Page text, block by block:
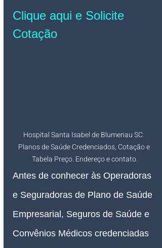
Clique aqui e Solicite
Cotação
Hospital Santa Isabel de Blumenau SC:
Planos de Saúde Credenciados, Cotação e
Tabela Preço. Endereço e contato.
Antes de conhecer às Operadoras
e Seguradoras de Plano de Saúde
Empresarial, Seguros de Saúde e
Convênios Médicos credenciadas